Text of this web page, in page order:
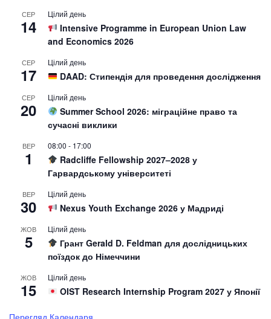
СЕР
14
Цілий день
Intensive Programme in European Union Law
and Economics 2026
СЕР
17
Цілий день
DAAD: Стипендія для проведення дослідження
СЕР
20
Цілий день
Summer School 2026: міграційне право та
сучасні виклики
ВЕР
1
08:00 - 17:00
Radcliffe Fellowship 2027–2028 у
Гарвардському університеті
ВЕР
30
Цілий день
Nexus Youth Exchange 2026 у Мадриді
ЖОВ
5
Цілий день
Грант Gerald D. Feldman для дослідницьких
поїздок до Німеччини
ЖОВ
15
Цілий день
OIST Research Internship Program 2027 у Японії
Перегляд Календаря